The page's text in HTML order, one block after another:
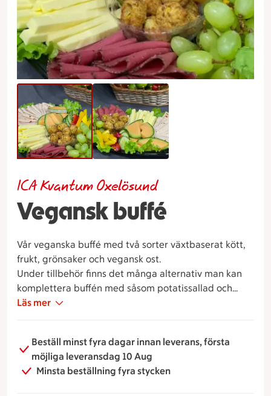
Vegansk buffé
ICA Kvantum Oxelösund
Vår veganska buffé med två sorter växtbaserat kött,
frukt, grönsaker och vegansk ost.
Under tillbehör finns det många alternativ man kan
komplettera buffén med såsom potatissallad och
pastasallad.
Läs mer
Beställ minst fyra dagar innan leverans, första
möjliga leveransdag 10 Aug
Minsta beställning fyra stycken